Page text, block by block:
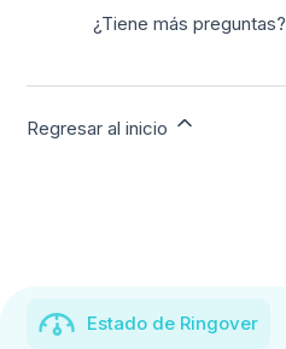
¿Tiene más preguntas?
Regresar al inicio
Estado de Ringover